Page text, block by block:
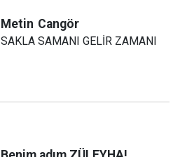
Metin Cangör
SAKLA SAMANI GELİR ZAMANI